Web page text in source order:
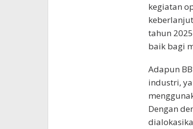
kegiatan
tahun
baik bagi
Adapun
industri,
Dengan